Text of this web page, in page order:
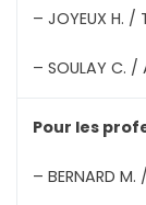
– JOYEUX H.
– SOULAY C.
Pour les
– BERNARD